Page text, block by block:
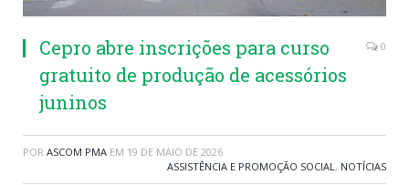
Cepro abre inscrições para curso
gratuito de produção de acessórios
juninos
0
POR ASCOM PMA EM 19 DE MAIO DE 2026
ASSISTÊNCIA E PROMOÇÃO SOCIAL , NOTÍCIAS